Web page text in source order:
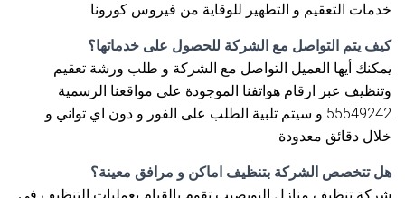
خدمات التعقيم و التطهير للوقاية من فيروس كورونا.
كيف يتم التواصل مع الشركة للحصول على خدماتها؟
يمكنك أيها العميل التواصل مع الشركة و طلب ورشة تعقيم
وتنظيف عبر ارقام هواتفنا الموجودة على مواقعنا الرسمية
55549242 و سيتم تلبية الطلب على الفور و دون اي تواني و
خلال دقائق معدودة
هل تتخصص الشركة بتنظيف اماكن و مرافق معينة؟